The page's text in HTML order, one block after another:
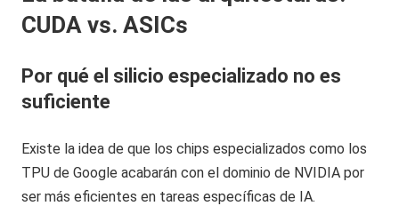
CUDA vs. ASICs
Por qué el silicio especializado no es
suficiente
Existe la idea de que los chips especializados como los
TPU de Google acabarán con el dominio de NVIDIA por
ser más eficientes en tareas específicas de IA.